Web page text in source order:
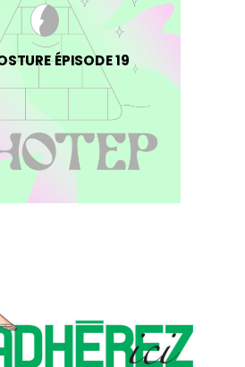
ÉPISODE 19